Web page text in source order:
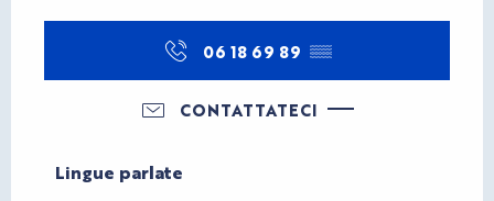
06 18 69 89 ▒▒
CONTATTATECI
Lingue parlate
Lingue parlate